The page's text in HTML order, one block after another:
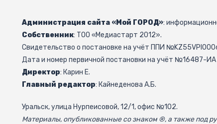
Администрация сайта «Мой ГОРОД»:
Собственник: ТОО «Медиастарт 2012».
Свидетельство о постановке на учёт ППИ
Дата и номер первичной постановки на учёт №16487-ИА
Директор: Карин Е.
Главный редактор: Кайнеденова А.Б.
Уральск, улица Нурпеисовой, 12/1, офис №102.
Материалы, опубликованные со знаком ®, а также под